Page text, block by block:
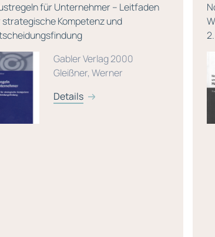
für Unternehmer – Leitfaden
Kompetenz und
Gabler Verlag 2000
Gleißner, Werner
Details